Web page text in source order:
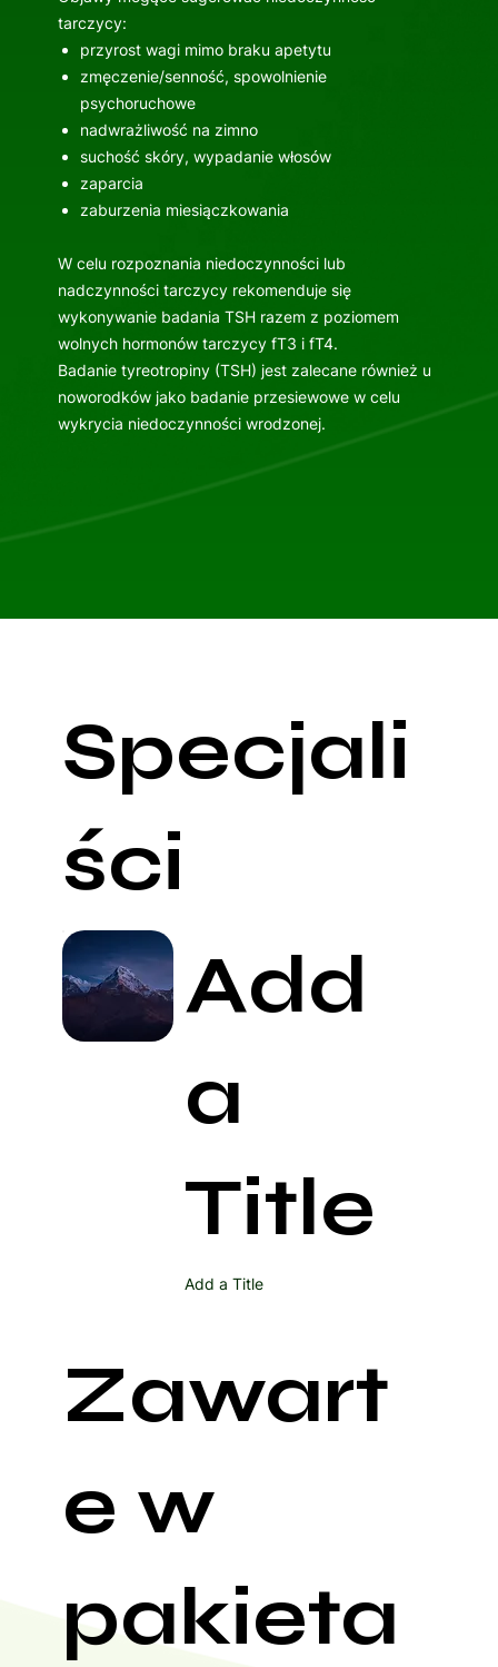
tarczycy:
przyrost wagi mimo braku apetytu
zmęczenie/senność, spowolnienie
psychoruchowe
nadwrażliwość na zimno
suchość skóry, wypadanie włosów
zaparcia
zaburzenia miesiączkowania
W celu rozpoznania niedoczynności lub
nadczynności tarczycy rekomenduje się
wykonywanie badania TSH razem z poziomem
wolnych hormonów tarczycy fT3 i fT4.
Badanie tyreotropiny (TSH) jest zalecane również u
noworodków jako badanie przesiewowe w celu
wykrycia niedoczynności wrodzonej.
Specjali
ści
Add
a
Title
Add a Title
Zawart
e w
pakieta